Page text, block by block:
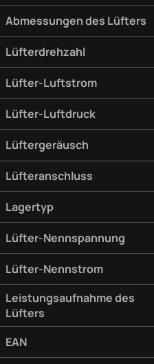
Abmessungen des Lüfters
Lüfterdrehzahl
Lüfter-Luftstrom
Lüfter-Luftdruck
Lüftergeräusch
Lüfteranschluss
Lagertyp
Lüfter-Nennspannung
Lüfter-Nennstrom
Leistungsaufnahme des
Lüfters
EAN